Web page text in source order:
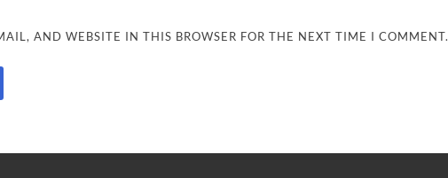
AND WEBSITE IN THIS BROWSER FOR THE NEXT TIME I COMMENT.